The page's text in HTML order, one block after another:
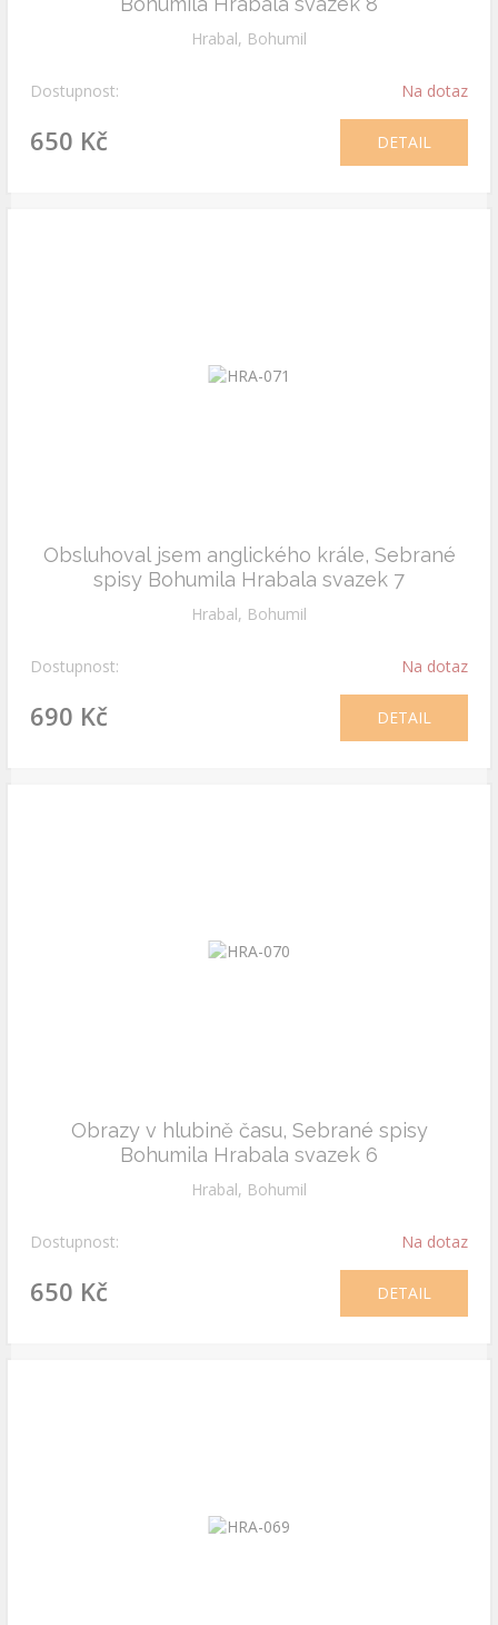
Hrabal, Bohumil
Dostupnost: Na dotaz
650 Kč DETAIL
Obsluhoval jsem anglického krále, Sebrané
spisy Bohumila Hrabala svazek 7
Hrabal, Bohumil
Dostupnost: Na dotaz
690 Kč DETAIL
Obrazy v hlubině času, Sebrané spisy
Bohumila Hrabala svazek 6
Hrabal, Bohumil
Dostupnost: Na dotaz
650 Kč DETAIL